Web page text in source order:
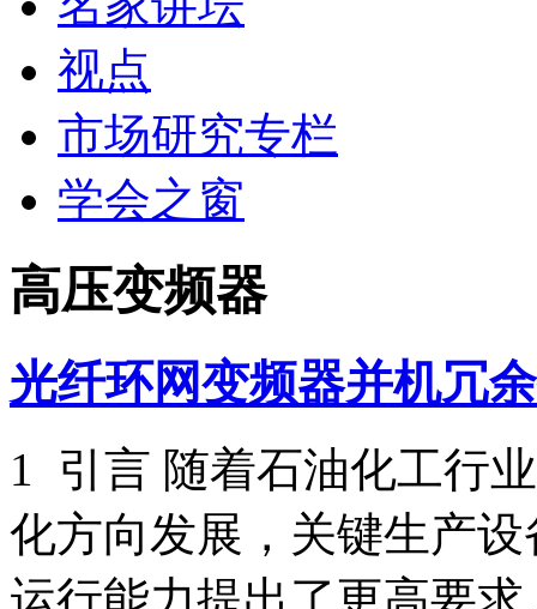
视点
市场研究专栏
学会之窗
高压变频器
光纤环网变频器并机冗
1 引言 随着石油化工行
化方向发展，关键生产